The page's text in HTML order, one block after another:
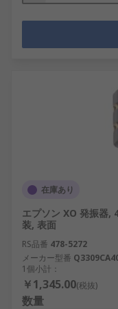
在庫あり
エプソン XO 発振器,
装, 表面
RS品番 478-5272
メーカー型番
1個小計：
￥1,345.00(税抜)
数量